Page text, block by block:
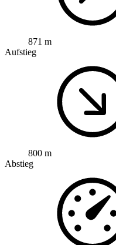
871 m
Aufstieg
800 m
Abstieg